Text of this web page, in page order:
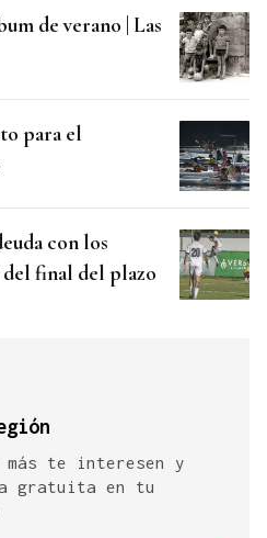
de verano | Las
para el
con los
del final del plazo
te interesen y
gratuita en tu